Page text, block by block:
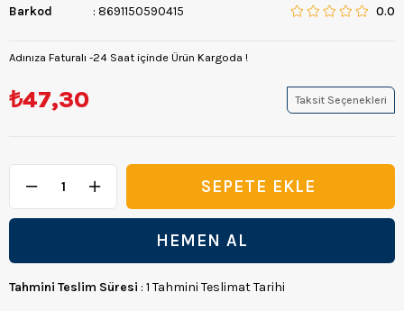
Barkod
: 8691150590415 0.0
Adınıza Faturalı -24 Saat içinde Ürün Kargoda !
₺47,30 Taksit Seçenekleri
Tahmini Teslim Süresi : 1 Tahmini Teslimat Tarihi